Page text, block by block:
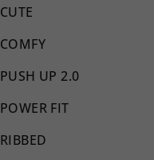
CUTE
COMFY
PUSH UP 2.0
POWER FIT
RIBBED